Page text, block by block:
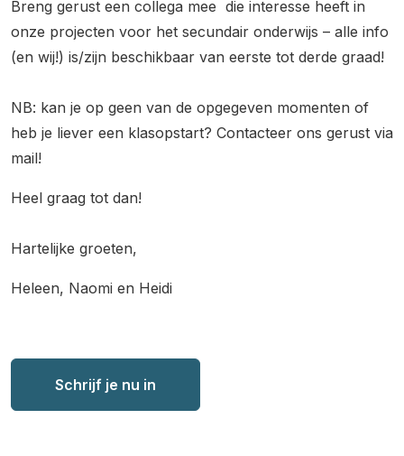
Breng gerust een collega mee die interesse heeft in
onze projecten voor het secundair onderwijs – alle info
(en wij!) is/zijn beschikbaar van eerste tot derde graad!
NB: kan je op geen van de opgegeven momenten of
heb je liever een klasopstart? Contacteer ons gerust via
mail!
Heel graag tot dan!
Hartelijke groeten,
Heleen, Naomi en Heidi
Schrijf je nu in